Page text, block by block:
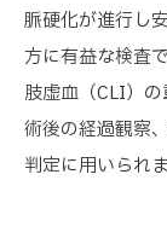
脈硬化が進行し
方に有益な検査
肢虚血（CLI）
術後の経過観察
判定に用いられま